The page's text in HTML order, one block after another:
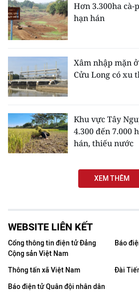
Hơn 3.300ha
hạn hán
Xâm nhập mặn
Cửu Long có xu
Khu vực Tây
4.300 đến 7.000
hán, thiếu nước
XEM THÊM
WEBSITE LIÊN KẾT
Cổng thông tin điện tử Đảng
Cộng sản Việt Nam
Báo
Thông tấn xã Việt Nam
Đài
Báo điện tử Quân đội nhân dân